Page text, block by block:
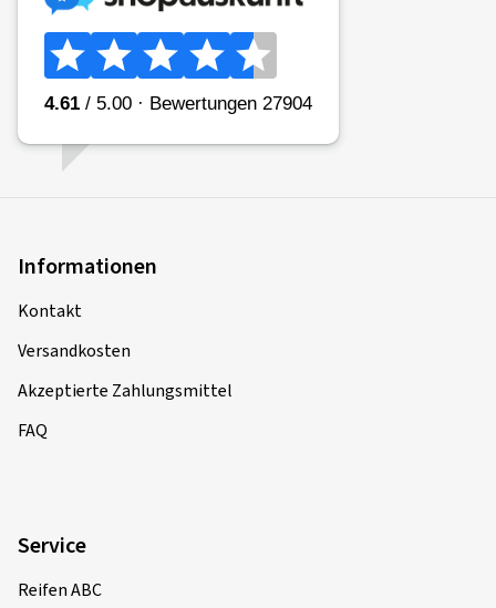
Informationen
Kontakt
Versandkosten
Akzeptierte Zahlungsmittel
FAQ
Service
Reifen ABC